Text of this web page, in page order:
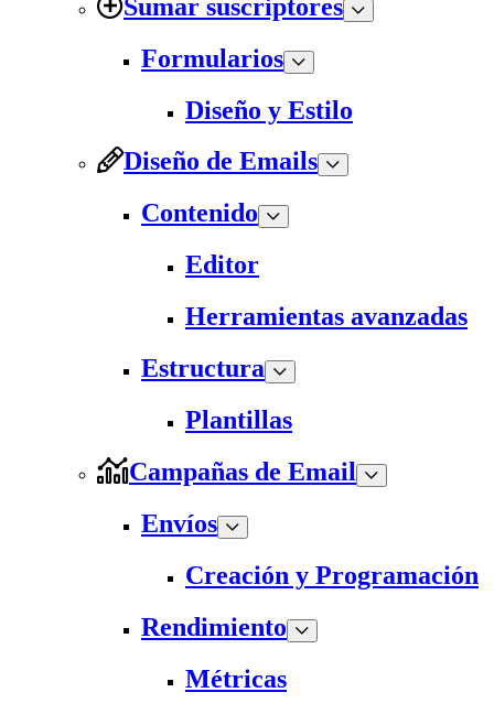
Sumar suscriptores
Formularios
Diseño y Estilo
Diseño de Emails
Contenido
Editor
Herramientas avanzadas
Estructura
Plantillas
Campañas de Email
Envíos
Creación y Programación
Rendimiento
Métricas